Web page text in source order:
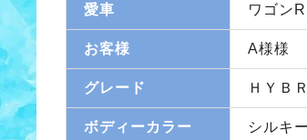
愛車 ワゴンR
お客様 A様様
グレード ＨＹＢ
ボディーカラー シルキ